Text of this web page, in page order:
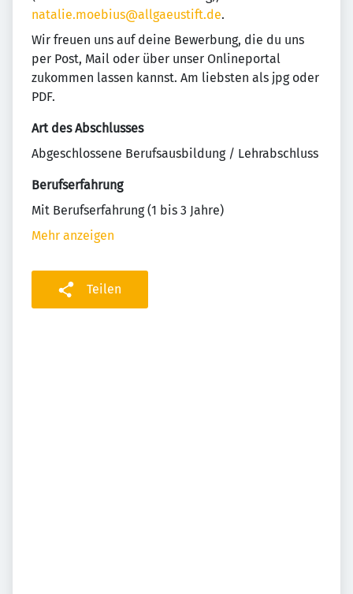
natalie.moebius@allgaeustift.de.
Wir freuen uns auf deine Bewerbung, die du uns
per Post, Mail oder über unser Onlineportal
zukommen lassen kannst. Am liebsten als jpg oder
PDF.
Art des Abschlusses
Abgeschlossene Berufsausbildung / Lehrabschluss
Berufserfahrung
Mit Berufserfahrung (1 bis 3 Jahre)
Mehr anzeigen
Teilen